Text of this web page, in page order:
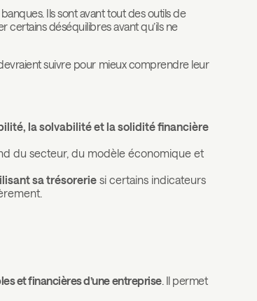
Ils sont avant tout des outils de
certains déséquilibres avant qu’ils ne
suivre pour mieux comprendre leur
la solvabilité et la solidité financière
du secteur, du modèle économique et
sa trésoreriesi certains indicateurs
et financières d’une entreprise. Il permet